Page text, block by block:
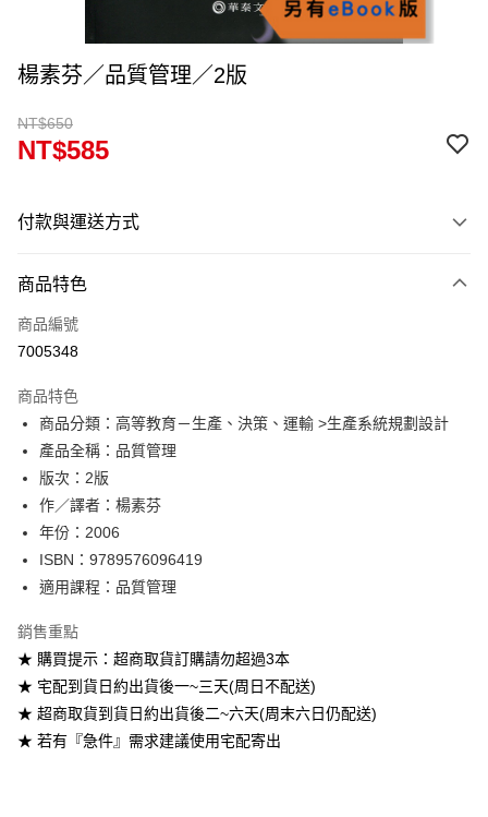
楊素芬／品質管理／2版
NT$650
NT$585
付款與運送方式
信用卡一次付款
超商取貨付款
Google Pay
ATM付款
運送方式
每筆NT$60
7-11取貨付款
每筆NT$60
商品特色
商品編號
7005348
商品特色
商品分類：高等教育－生產、決策、運輸 >生產系統規劃設計
產品全稱：品質管理
版次：2版
作／譯者：楊素芬
年份：2006
ISBN：9789576096419
適用課程：品質管理
銷售重點
★ 購買提示：超商取貨訂購請勿超過3本
★ 宅配到貨日約出貨後一~三天(周日不配送)
★ 超商取貨到貨日約出貨後二~六天(周末六日仍配送)
★ 若有『急件』需求建議使用宅配寄出